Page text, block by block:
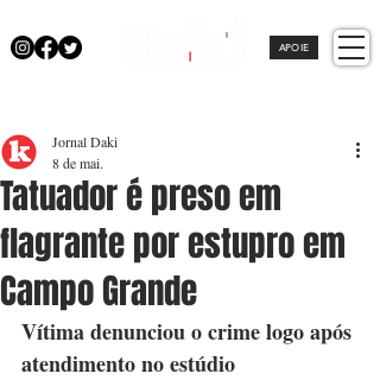
APOIE
Tatuador é preso em
flagrante por estupro em
Campo Grande
Jornal Daki
8 de mai.
Vítima denunciou o crime logo após
atendimento no estúdio